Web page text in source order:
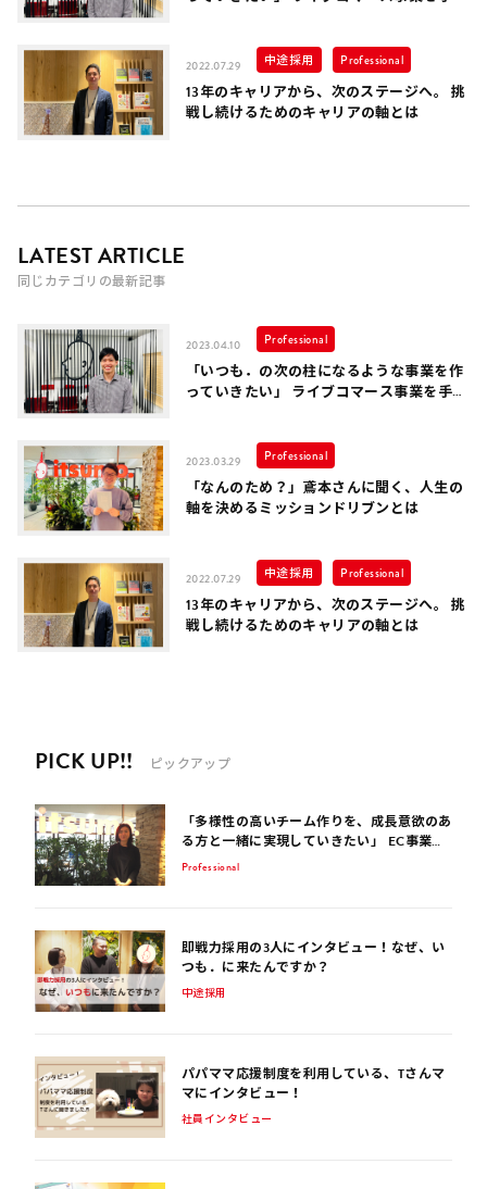
2022.07.29 中途採用 Professional
13年のキャリアから、次のステージへ。 挑
戦し続けるためのキャリアの軸とは
LATEST ARTICLE
同じカテゴリの最新記事
2023.04.10 Professional
「いつも．の次の柱になるような事業を作
っていきたい」 ライブコマース事業を手掛
2023.03.29 Professional
「なんのため？」鳶本さんに聞く、人生の
軸を決めるミッションドリブンとは
2022.07.29 中途採用 Professional
13年のキャリアから、次のステージへ。 挑
戦し続けるためのキャリアの軸とは
PICK UP!! ピックアップ
「多様性の高いチーム作りを、成長意欲のあ
る方と一緒に実現していきたい」 EC事業サ
ポート歴15年のコンサルタントが話す、EC
Professional
即戦力採用の3人にインタビュー！なぜ、い
つも．に来たんですか？
中途採用
パパママ応援制度を利用している、Tさんマ
マにインタビュー！
社員インタビュー